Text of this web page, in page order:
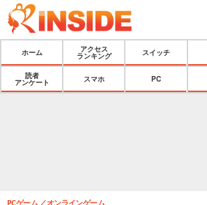
ホーム
アクセス
ランキング
スイッチ
読者
アンケート
スマホ PC
PCゲーム オンラインゲーム